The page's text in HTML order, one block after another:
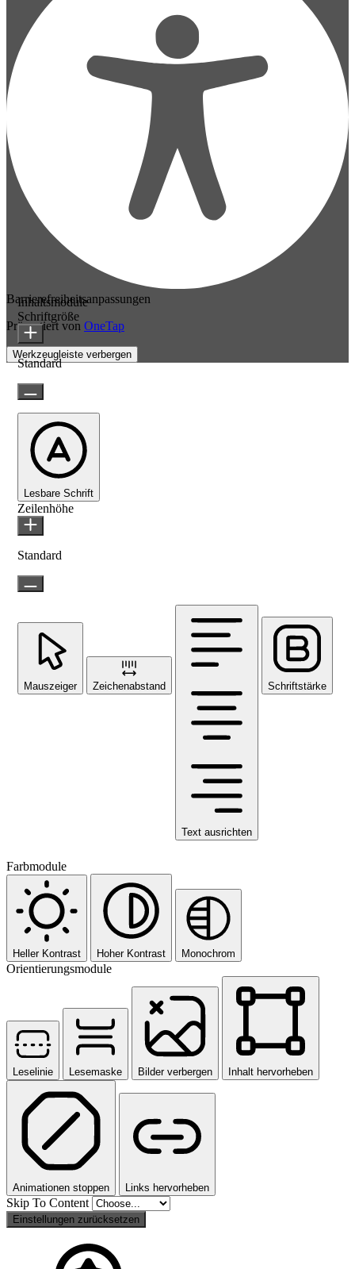
Barrierefreiheitsanpassungen
Präsentiert von OneTap
Werkzeugleiste verbergen
Inhaltsmodule
Schriftgröße
Standard
Lesbare Schrift
Zeilenhöhe
Standard
Mauszeiger Zeichenabstand
Text ausrichten
Schriftstärke
Farbmodule
Heller Kontrast Hoher Kontrast Monochrom
Orientierungsmodule
Leselinie Lesemaske Bilder verbergen Inhalt hervorheben
Animationen stoppen Links hervorheben
Skip To Content
Einstellungen zurücksetzen